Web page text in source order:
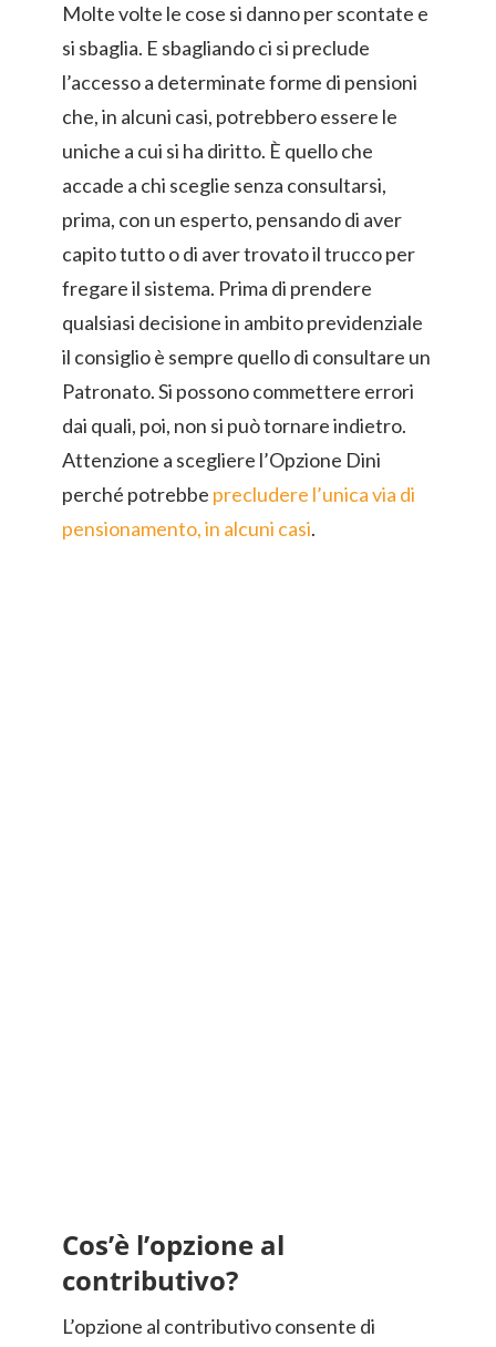
Molte volte le cose si danno per scontate e
si sbaglia. E sbagliando ci si preclude
l’accesso a determinate forme di pensioni
che, in alcuni casi, potrebbero essere le
uniche a cui si ha diritto. È quello che
accade a chi sceglie senza consultarsi,
prima, con un esperto, pensando di aver
capito tutto o di aver trovato il trucco per
fregare il sistema. Prima di prendere
qualsiasi decisione in ambito previdenziale
il consiglio è sempre quello di consultare un
Patronato. Si possono commettere errori
dai quali, poi, non si può tornare indietro.
Attenzione a scegliere l’Opzione Dini
perché potrebbe precludere l’unica via di
pensionamento, in alcuni casi.
Cos’è l’opzione al
contributivo?
L’opzione al contributivo consente di